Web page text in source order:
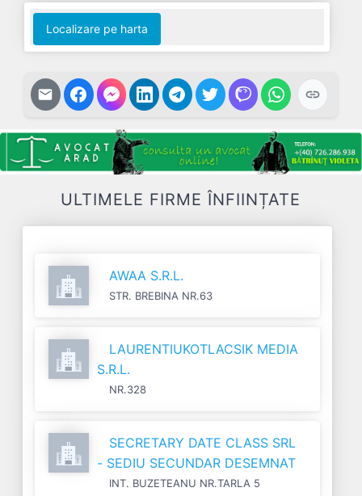
Localizare pe harta
ULTIMELE FIRME ÎNFIINȚATE
AWAA S.R.L.
STR. BREBINA NR.63
LAURENTIUKOTLACSIK MEDIA
S.R.L.
NR.328
SECRETARY DATE CLASS SRL
- SEDIU SECUNDAR DESEMNAT
INT. BUZETEANU NR.TARLA 5